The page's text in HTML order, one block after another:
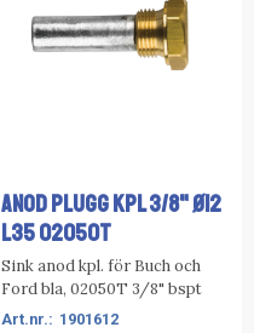
ANOD PLUGG KPL 3/8" Ø12
L35 02050T
Sink anod kpl. för Buch och
Ford bla, 02050T 3/8" bspt
1901612